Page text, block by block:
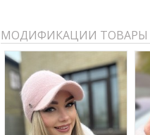
МОДИФИКАЦИИ ТОВАРЫ